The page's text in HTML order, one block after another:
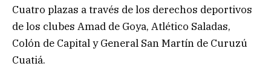
Cuatro plazas a través de los derechos deportivos
de los clubes Amad de Goya, Atlético Saladas,
Colón de Capital y General San Martín de Curuzú
Cuatiá.